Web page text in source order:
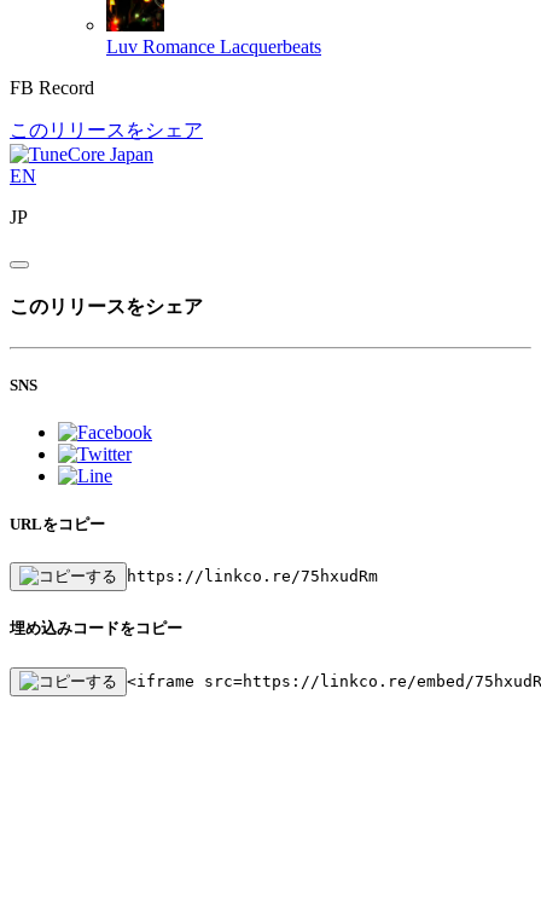
Luv Romance Lacquerbeats
FB Record
このリリースをシェア
EN
JP
このリリースをシェア
SNS
URLをコピー
https://linkco.re/75hxudRm
埋め込みコードをコピー
<iframe src=https://linkco.re/embed/